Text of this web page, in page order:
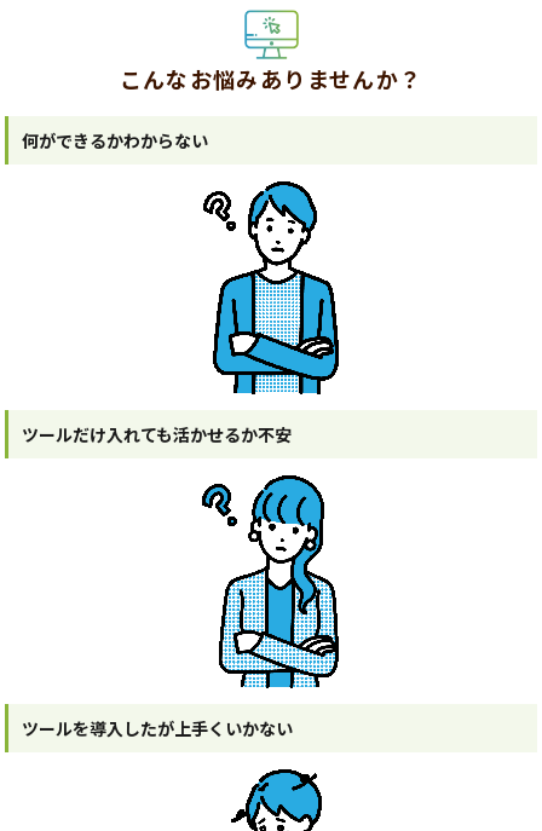
こんなお悩みありませんか？
何ができるかわからない
ツールだけ入れても活かせるか不安
ツールを導入したが上手くいかない